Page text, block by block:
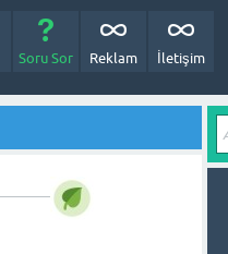
Soru Sor Reklam İletişim